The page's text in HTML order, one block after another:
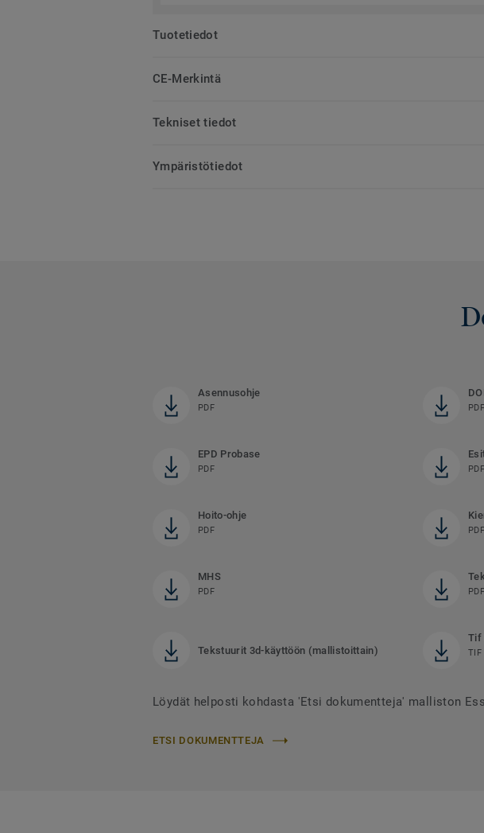
Tuotetiedot
CE-Merkintä
Tekniset tiedot
Ympäristötiedot
Asennusohje
PDF PDF
EPD Probase
PDF PDF
Hoito-ohje
PDF PDF
MHS
PDF PDF
Tekstuurit 3d-käyttöön (mallistoittain)
Tif
TIF
Löydät helposti kohdasta 'Etsi dokumentteja' malliston
ETSI DOKUMENTTEJA